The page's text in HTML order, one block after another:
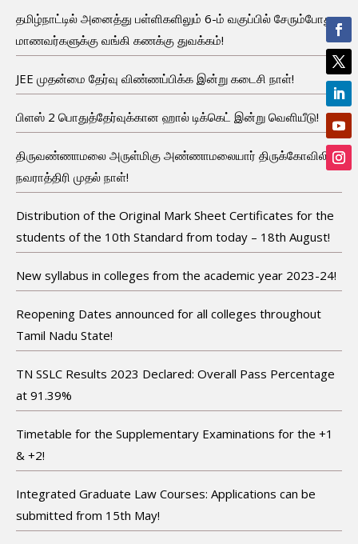
தமிழ்நாட்டில் அனைத்து பள்ளிகளிலும் 6-ம் வகுப்பில் சேரும்போது
மாணவர்களுக்கு வங்கி கணக்கு துவக்கம்!
JEE முதன்மை தேர்வு விண்ணப்பிக்க இன்று கடைசி நாள்!
பிளஸ் 2 பொதுத்தேர்வுக்கான ஹால் டிக்கெட் இன்று வெளியீடு!
திருவண்ணாமலை அருள்மிகு அண்ணாமலையார் திருக்கோவிலில்
நவராத்திரி முதல் நாள்!
Distribution of the Original Mark Sheet Certificates for the
students of the 10th Standard from today – 18th August!
New syllabus in colleges from the academic year 2023-24!
Reopening Dates announced for all colleges throughout
Tamil Nadu State!
TN SSLC Results 2023 Declared: Overall Pass Percentage
at 91.39%
Timetable for the Supplementary Examinations for the +1
& +2!
Integrated Graduate Law Courses: Applications can be
submitted from 15th May!